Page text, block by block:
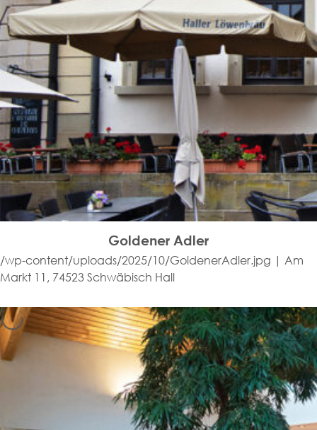
Goldener Adler
/wp-content/uploads/2025/10/GoldenerAdler.jpg | Am
Markt 11, 74523 Schwäbisch Hall